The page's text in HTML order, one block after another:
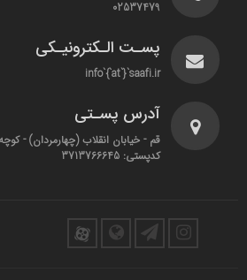
02537479
پسـت الـکترونیـکی
info`{`at`}`saafi.ir
آدرس پسـتی
کدپستی: 3713766645